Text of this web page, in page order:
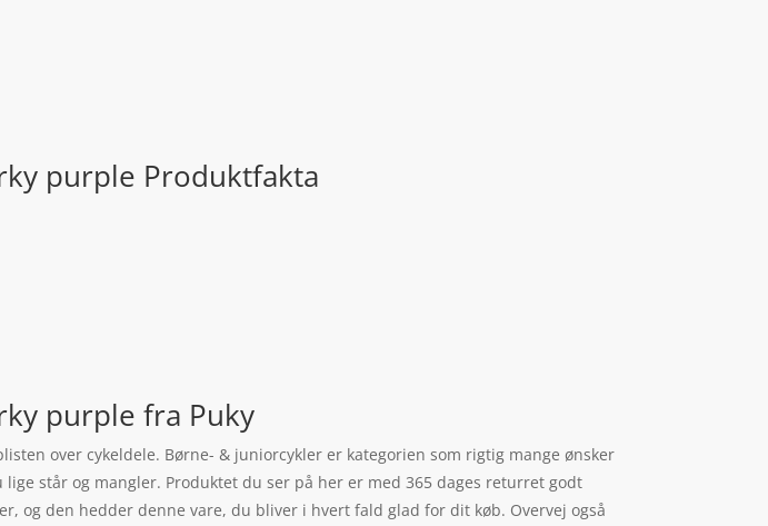
purple Produktfakta
purple fra Puky
over cykeldele. Børne- & juniorcykler er kategorien som rigtig mange ønsker
står og mangler. Produktet du ser på her er med 365 dages returret godt
og den hedder denne vare, du bliver i hvert fald glad for dit køb. Overvej også